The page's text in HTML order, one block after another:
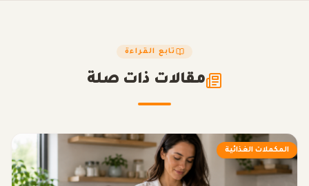
تابع القراءة
مقالات ذات صلة
المكملات الغذائية